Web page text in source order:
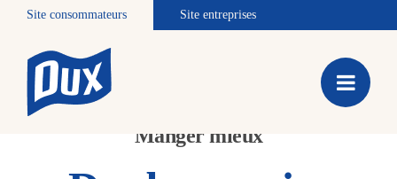
Site consommateurs Site entreprises
Manger mieux